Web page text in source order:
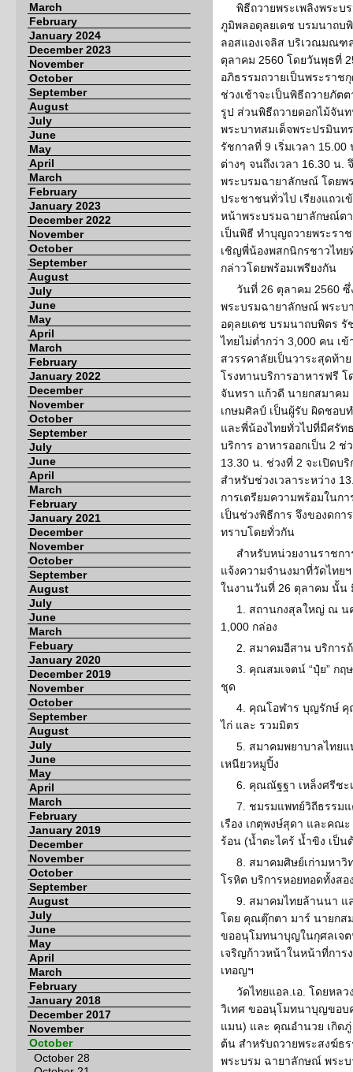
March
February
January 2024
December 2023
November
October
September
August
July
June
May
April
March
February
January 2023
December 2022
November
October
September
August
July
June
May
April
March
February
January 2022
December
November
October
September
July
June
April
March
February
January 2021
December
November
October
September
August
July
June
March
Febuary
January 2020
December 2019
November
October
September
August
July
June
May
April
March
February
January 2019
December
November
October
September
August
July
June
May
April
March
February
January 2018
December 2017
November
October
October 28
พิธีถวายพระเพลิงพระ
ภูมิพลอดุลยเดช บรมนาถบ
ลอสแองเจลิส บริเวณมณฑ
ตุลาคม 2560 โดยวันพุธที่
อภิธรรมถวายเป็นพระรา
ช่วงเช้าจะเป็นพิธีถวายภัต
รูป ส่วนพิธีถวายดอกไม้จัน
พระบาทสมเด็จพระปรมิน
รัชกาลที่ 9 เริ่มเวลา
ต่างๆ จนถึงเวลา 16.30 น.
พระบรมฉายาลักษณ์ โดยพ
ประชาชนทั่วไป เรียงแถว
หน้าพระบรมฉายาลักษณ์ต
เป็นพิธี ทำบุญถวายพระรา
เชิญพี่น้องพสกนิกรชาวไทย
กล่าวโดยพร้อมเพรียงกัน
วันที่ 26 ตุลาคม 2560
พระบรมฉายาลักษณ์ พระบ
อดุลยเดช บรมนาถบพิตร
ไทยไม่ต่ำกว่า 3,000 คน เ
สวรรคาลัยเป็นวาระสุดท้า
โรงทานบริการอาหารฟรี
จันทรา แก้วดี นายกสมาค
เกษมศิลป์ เป็นผู้รับ ผิดชอ
และพี่น้องไทยทั่วไปที่มีศรัท
บริการ อาหารออกเป็น 2 ช่
13.30 น. ช่วงที่ 2 จะเปิดบ
สำหรับช่วงเวลาระหว่าง
การเตรียมความพร้อมในก
เป็นช่วงพิธีการ จึงของดกา
ทราบโดยทั่วกัน
สำหรับหน่วยงานราชก
แจ้งความจำนงมาที่วัดไทย
ในงานวันที่ 26 ตุลาคม นั้น
1. สถานกงสุลใหญ่ ณ น
1,000 กล่อง
2. สมาคมอีสาน บริการ
3. คุณสมเจตน์ “ปุ๋ย” ก
ชุด
4. คุณโอฬาร บุญรักษ์ คุ
ไก่ และ รวมมิตร
5. สมาคมพยาบาลไทย
เหนียวหมูปิ้ง
6. คุณณัฐฐา เหล็งศรีชะ
7. ชมรมแพทย์วิถีธรรม
เรือง เกตุพงษ์สุดา และคณ
ร้อน (น้ำตะไคร้ น้ำขิง เป็
8. สมาคมศิษย์เก่ามหาวิ
โรหิต บริการหอยทอดทั้งสอ
9. สมาคมไทยล้านนา
โดย คุณตุ๊กตา มาร์ นายกส
ขออนุโมทนาบุญในกุศลเจ
เจริญก้าวหน้าในหน้าที่การ
เทอญฯ
วัดไทยแอล.เอ. โดยหล
วิเทศ ขออนุโมทนาบุญขอ
แมน) และ คุณอำนวย เกิด
ต้น สำหรับถวายพระสงฆ์ธ
พระบรม ฉายาลักษณ์ พระ